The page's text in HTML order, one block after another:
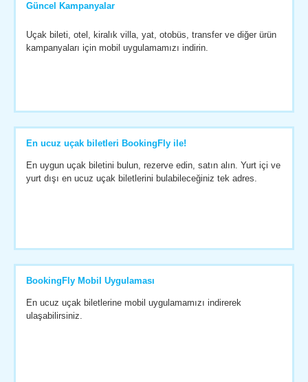
Güncel Kampanyalar
Uçak bileti, otel, kiralık villa, yat, otobüs, transfer ve diğer ürün
kampanyaları için mobil uygulamamızı indirin.
En ucuz uçak biletleri BookingFly ile!
En uygun uçak biletini bulun, rezerve edin, satın alın. Yurt içi ve
yurt dışı en ucuz uçak biletlerini bulabileceğiniz tek adres.
BookingFly Mobil Uygulaması
En ucuz uçak biletlerine mobil uygulamamızı indirerek
ulaşabilirsiniz.